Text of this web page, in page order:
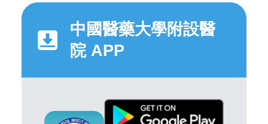
中國醫藥大學附設醫
院 APP